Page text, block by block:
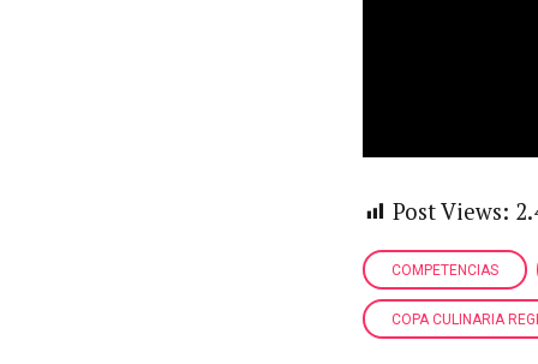
Post Views:
COMPETENCIAS
COPA CULINARIA